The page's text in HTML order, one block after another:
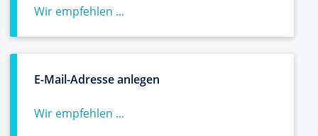
Wir empfehlen ...
E-Mail-Adresse anlegen
Wir empfehlen ...